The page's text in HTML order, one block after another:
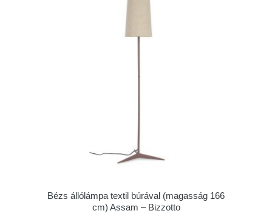
Bézs állólámpa textil búrával (magasság 166
cm) Assam – Bizzotto